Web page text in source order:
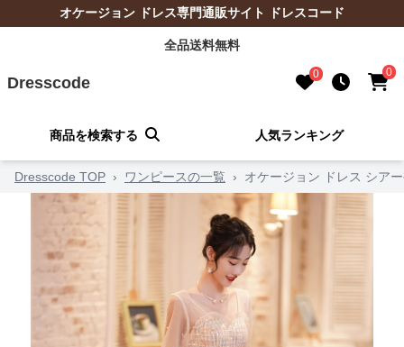
オケージョン ドレス専門通販サイト ドレスコード
全品送料無料
Dresscode 0 0
商品を検索する 人気ランキング
Dresscode TOP › ワンピースの一覧 › オケージョン ドレス シア